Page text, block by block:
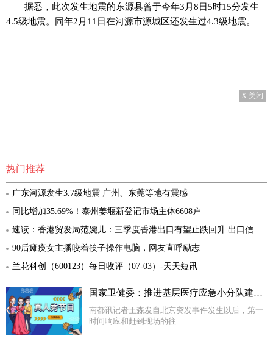
据悉，此次发生地震的东源县曾于今年3月8日5时15分发生
4.5级地震。同年2月11日在河源市源城区还发生过4.3级地震。
X 关闭
热门推荐
广东河源发生3.7级地震 广州、东莞等地有震感
同比增加35.69%！泰州姜堰新登记市场主体6608户
速读：香港贸发局范婉儿：三季度香港出口有望止跌回升 出口信心进一步回暖
90后瘫痪女主播咬着筷子操作电脑，网友直呼励志
兰花科创（600123）每日收评（07-03）-天天短讯
国家卫健委：推进基层医疗应急小分队建设，提升医疗应急能力_全球简讯
南都讯记者王森发自北京突发事件发生以后，第一
时间响应和赶到现场的往